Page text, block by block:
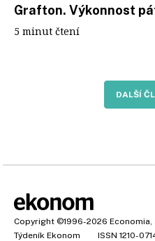
Grafton. Výkonnost
5 minut čtení
DALŠÍ
Copyright ©1996-2026 Economia,
Týdeník Ekonom
ISSN 1210-